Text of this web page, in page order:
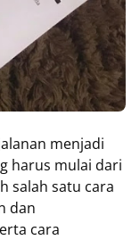
menjadi
harus mulai dari
salah satu cara
dan
cara